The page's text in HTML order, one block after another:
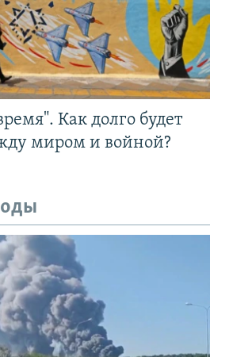
Как долго будет
миром и войной?